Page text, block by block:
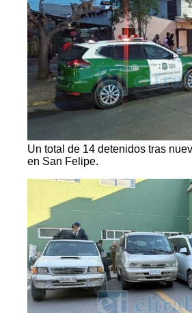
Un total de 14 detenidos tras
en San Felipe.